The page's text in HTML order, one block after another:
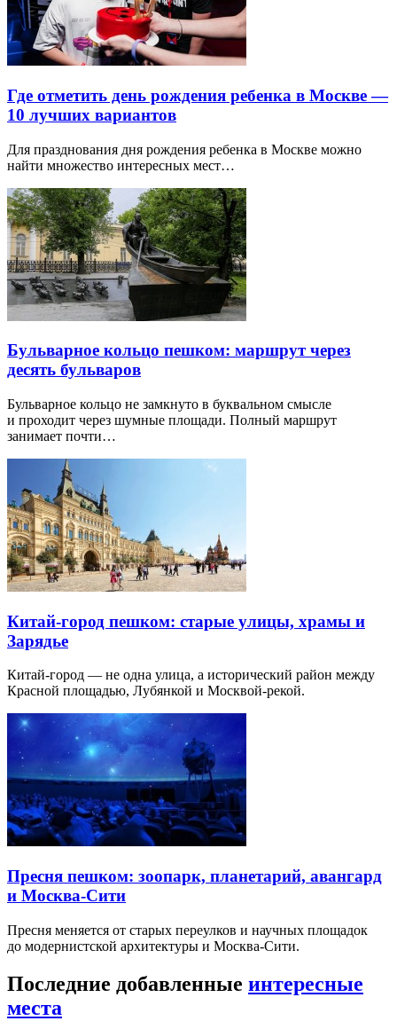
Где отметить день рождения ребенка в Москве —
10 лучших вариантов
Для празднования дня рождения ребенка в Москве можно
найти множество интересных мест…
Бульварное кольцо пешком: маршрут через
десять бульваров
Бульварное кольцо не замкнуто в буквальном смысле
и проходит через шумные площади. Полный маршрут
занимает почти…
Китай-город пешком: старые улицы, храмы и
Зарядье
Китай-город — не одна улица, а исторический район между
Красной площадью, Лубянкой и Москвой-рекой.
Пресня пешком: зоопарк, планетарий, авангард
и Москва-Сити
Пресня меняется от старых переулков и научных площадок
до модернистской архитектуры и Москва-Сити.
Последние добавленные интересные
места